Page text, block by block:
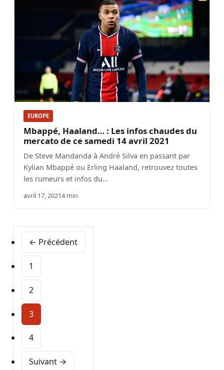
EUROPE
Mbappé, Haaland… : Les infos chaudes du
mercato de ce samedi 14 avril 2021
De Steve Mandanda à André Silva en passant par
Kylian Mbappé ou Erling Haaland, retrouvez toutes
les rumeurs et infos du…
avril 17, 20214 min
← Précédent
1
2
3
4
Suivant →